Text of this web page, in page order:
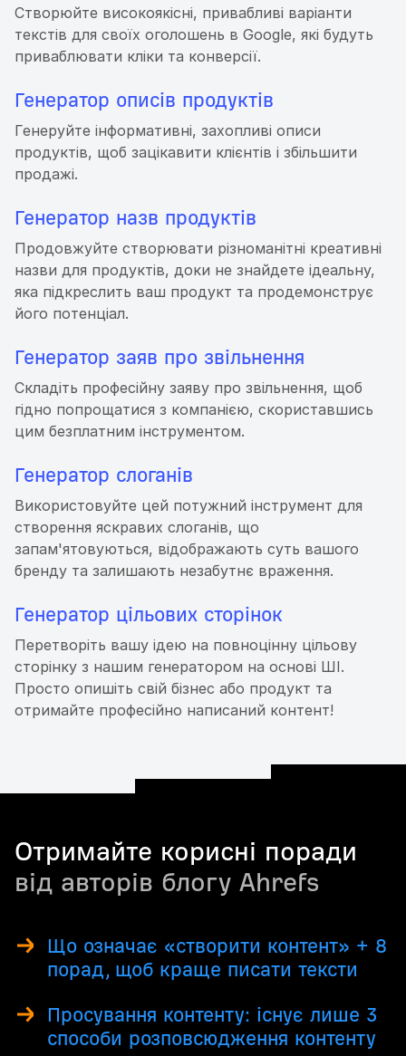
Створюйте високоякісні, привабливі варіанти
текстів для своїх оголошень в Google, які будуть
приваблювати кліки та конверсії.
Генератор описів продуктів
Генеруйте інформативні, захопливі описи
продуктів, щоб зацікавити клієнтів і збільшити
продажі.
Генератор назв продуктів
Продовжуйте створювати різноманітні креативні
назви для продуктів, доки не знайдете ідеальну,
яка підкреслить ваш продукт та продемонструє
його потенціал.
Генератор заяв про звільнення
Складіть професійну заяву про звільнення, щоб
гідно попрощатися з компанією, скориставшись
цим безплатним інструментом.
Генератор слоганів
Використовуйте цей потужний інструмент для
створення яскравих слоганів, що
запам'ятовуються, відображають суть вашого
бренду та залишають незабутнє враження.
Генератор цільових сторінок
Перетворіть вашу ідею на повноцінну цільову
сторінку з нашим генератором на основі ШІ.
Просто опишіть свій бізнес або продукт та
отримайте професійно написаний контент!
Отримайте корисні поради
від авторів блогу Ahrefs
Що означає «створити контент» + 8
порад, щоб краще писати тексти
Просування контенту: існує лише 3
способи розповсюдження контенту